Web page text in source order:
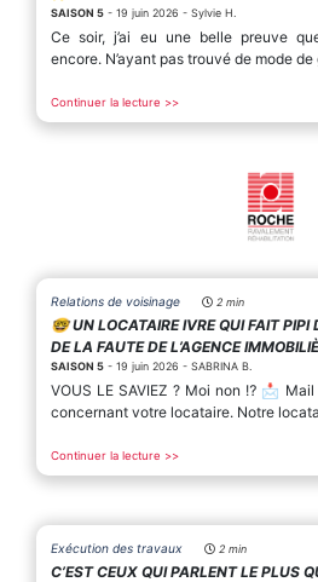
SAISON 5 - 19 juin 2026 - Sylvie H.
Ce soir, j’ai eu une belle preuve
encore. N’ayant pas trouvé de mode de
Continuer la lecture >>
Relations de voisinage 2 min
🤓 UN LOCATAIRE IVRE QUI FAIT PIPI
DE LA FAUTE DE L’AGENCE
SAISON 5 - 19 juin 2026 - SABRINA B.
VOUS LE SAVIEZ ? Moi non ⁉️ 📩
concernant votre locataire. Notre
Continuer la lecture >>
Exécution des travaux 2 min
C’EST CEUX QUI PARLENT LE PLUS